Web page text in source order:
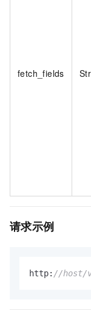
fetch_fields
请求示例
http: //host/